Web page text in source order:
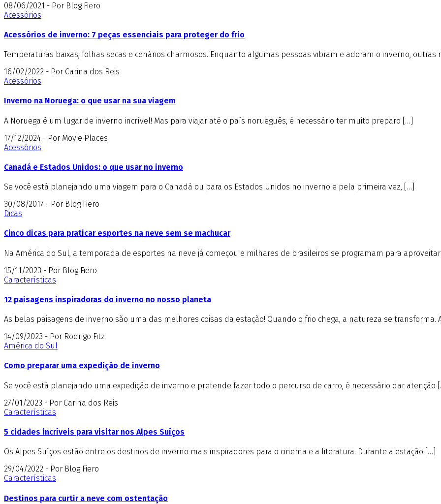
08/06/2021 - Por Blog Fiero
Acessórios
Acessórios de inverno: 7 peças essenciais para proteger do frio
Temperaturas baixas, folhas secas e cenários charmosos. Enquanto algumas pessoas vibram e adoram o inverno, outras
16/02/2022 - Por Carina dos Reis
Acessórios
Inverno na Noruega: o que usar na sua viagem
A Noruega é um lugar de inverno incrível! Mas para viajar até o país norueguês, é necessário ter muito preparo […]
17/12/2024 - Por Movie Places
Acessórios
Canadá e Estados Unidos: o que usar no inverno
Se você está planejando uma viagem para o Canadá ou para os Estados Unidos no inverno e pela primeira vez, […]
30/08/2017 - Por Blog Fiero
Dicas
Cinco dicas para praticar esportes na neve sem se machucar
Na América do Sul, a temporada de esportes na neve já começou e milhares de brasileiros se programam para aproveitar
15/11/2023 - Por Blog Fiero
Características
12 paisagens inspiradoras do inverno no nosso planeta
As belas paisagens de inverno são uma das melhores coisas da estação! Quando o frio chega, a natureza se transforma.
14/09/2023 - Por Rodrigo Fitz
América do Sul
Como preparar uma expedição de inverno
Se você está planejando uma expedição de inverno e pretende fazer todo o percurso de carro, é necessário dar atenção
27/01/2023 - Por Carina dos Reis
Características
5 cidades incríveis para visitar nos Alpes Suíços
Os Alpes Suíços estão entre os destinos de inverno mais inspiradores para o cinema e a literatura. Durante a estação […]
29/04/2022 - Por Blog Fiero
Características
Destinos para curtir a neve com ostentação